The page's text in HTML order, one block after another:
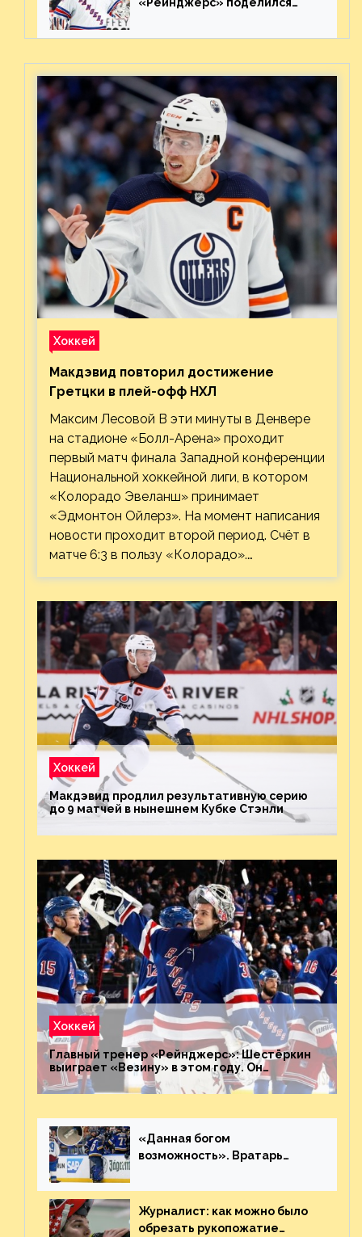
предстоящего финала
Хоккей
Макдэвид повторил достижение
Гретцки в плей-офф НХЛ
Максим Лесовой В эти минуты в Денвере
на стадионе «Болл-Арена» проходит
первый матч финала Западной конференции
Национальной хоккейной лиги, в котором
«Колорадо Эвеланш» принимает
«Эдмонтон Ойлерз». На момент написания
новости проходит второй период. Счёт в
матче 6:3 в пользу «Колорадо».…
Хоккей
Макдэвид продлил результативную серию
до 9 матчей в нынешнем Кубке Стэнли
Хоккей
Главный тренер «Рейнджерс»: Шестёркин
выиграет «Везину» в этом году. Он
невероятен
«Данная богом
возможность». Вратарь
броске бутылкой в Кадри
Журналист: как можно было
обрезать рукопожатие